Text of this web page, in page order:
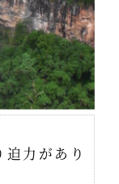
力があり